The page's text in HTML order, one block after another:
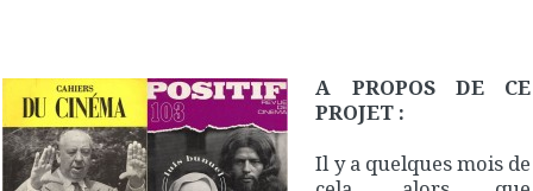
A PROPOS DE CE
PROJET :
Il y a quelques mois de